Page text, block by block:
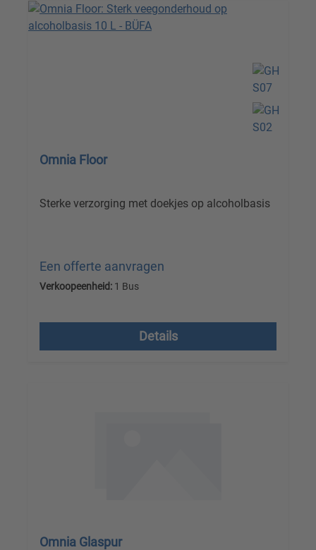
Omnia Floor
Sterke verzorging met doekjes op alcoholbasis
Een offerte aanvragen
Verkoopeenheid: 1 Bus
Details
Omnia Glaspur